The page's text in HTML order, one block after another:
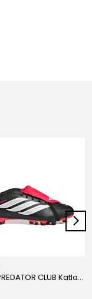
ADİDAS PREDATOR CLUB Katlanır Dilli Çim Saha/Çoklu Zemin Kramponu JR3330